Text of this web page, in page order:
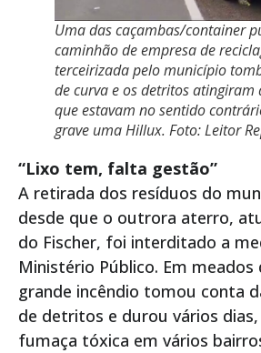
Uma das caçambas/container
caminhão de empresa de
terceirizada pelo município
de curva e os detritos atingiram
que estavam no sentido
grave uma Hillux. Foto: Leitor
“Lixo tem, falta gestão”
A retirada dos resíduos do
desde que o outrora aterro,
do Fischer, foi interditado a
Ministério Público. Em meados
grande incêndio tomou conta
de detritos e durou vários dias,
fumaça tóxica em vários